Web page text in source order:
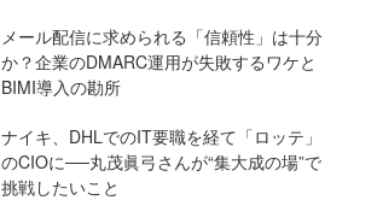
メール配信に求められる「信頼性」は十分
か？企業のDMARC運用が失敗するワケと
BIMI導入の勘所
ナイキ、DHLでのIT要職を経て「ロッテ」
のCIOに──丸茂眞弓さんが“集大成の場”で
挑戦したいこと